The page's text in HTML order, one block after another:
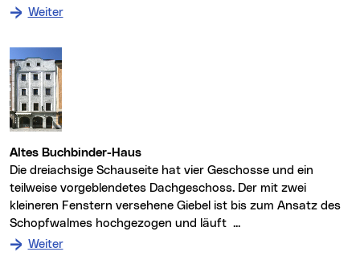
Weiter: zum Denkmal Freihaus Windhag
Altes Buchbinder-Haus
Die dreiachsige Schauseite hat vier Geschosse und ein
teilweise vorgeblendetes Dachgeschoss. Der mit zwei
kleineren Fenstern versehene Giebel ist bis zum Ansatz des
Schopfwalmes hochgezogen und läuft ...
Weiter: zum Denkmal Altes Buchbinder-Haus